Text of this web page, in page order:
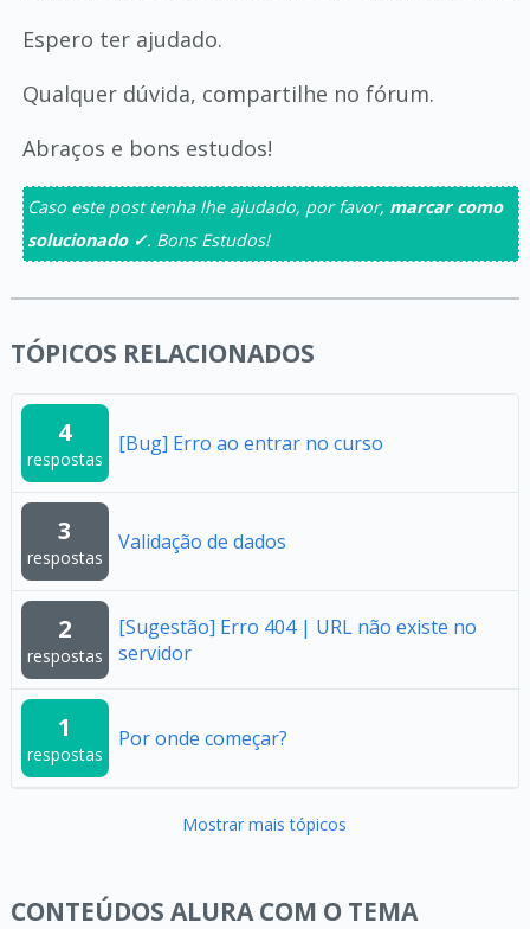
Espero ter ajudado.
Qualquer dúvida, compartilhe no fórum.
Abraços e bons estudos!
Caso este post tenha lhe ajudado, por favor, marcar como
solucionado ✓. Bons Estudos!
TÓPICOS RELACIONADOS
4
respostas
[Bug] Erro ao entrar no curso
3
respostas
Validação de dados
2
respostas
[Sugestão] Erro 404 | URL não existe no
servidor
1
respostas
Por onde começar?
Mostrar mais tópicos
CONTEÚDOS ALURA COM O TEMA